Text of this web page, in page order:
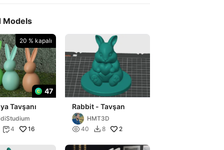
Models
20 % kapalı
47
Tavşanı
4 16
Rabbit - Tavşan
HMT3D
 40  8 2